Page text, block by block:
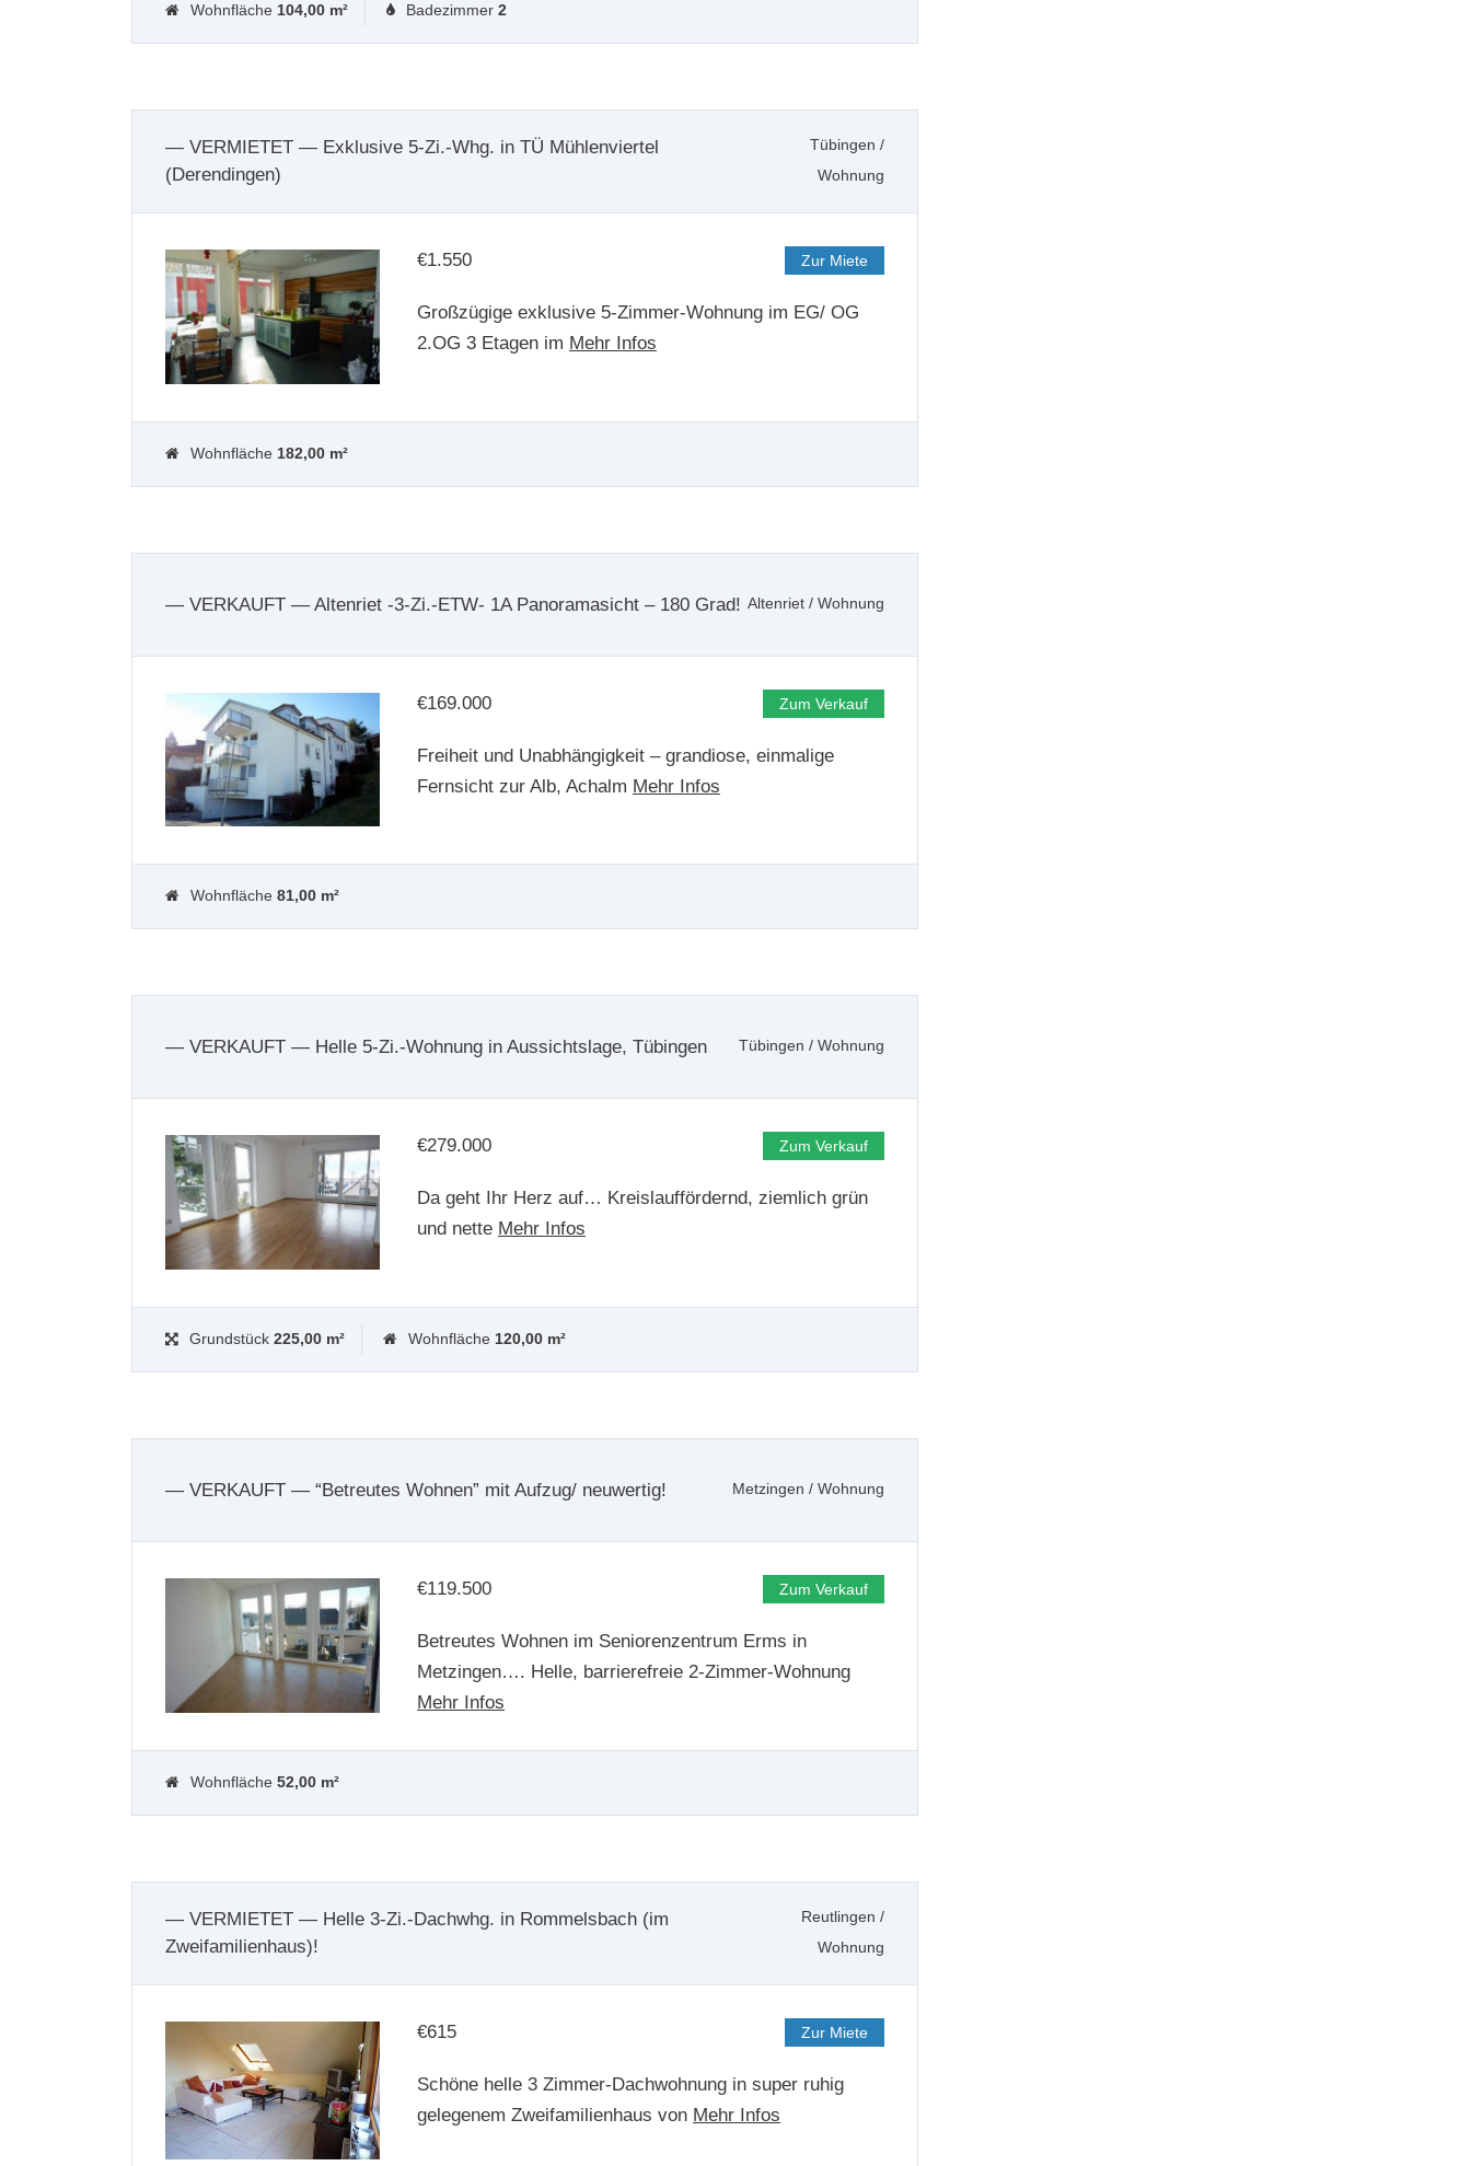
Wohnfläche 104,00 m² Badezimmer 2
— VERMIETET — Exklusive 5-Zi.-Whg. in TÜ Mühlenviertel
(Derendingen)
Tübingen /
Wohnung
€1.550 Zur Miete
Großzügige exklusive 5-Zimmer-Wohnung im EG/ OG
2.OG 3 Etagen im Mehr Infos
Wohnfläche 182,00 m²
— VERKAUFT — Altenriet -3-Zi.-ETW- 1A Panoramasicht – 180 Grad! Altenriet/ Wohnung
€169.000 Zum Verkauf
Freiheit und Unabhängigkeit – grandiose, einmalige
Fernsicht zur Alb, Achalm Mehr Infos
Wohnfläche 81,00 m²
— VERKAUFT — Helle 5-Zi.-Wohnung in Aussichtslage, Tübingen Tübingen / Wohnung
€279.000 Zum Verkauf
Da geht Ihr Herz auf… Kreislauffördernd, ziemlich grün
und nette Mehr Infos
Grundstück 225,00 m² Wohnfläche 120,00 m²
— VERKAUFT — “Betreutes Wohnen” mit Aufzug/ neuwertig! Metzingen / Wohnung
€119.500 Zum Verkauf
Betreutes Wohnen im Seniorenzentrum Erms in
Metzingen…. Helle, barrierefreie 2-Zimmer-Wohnung
Mehr Infos
Wohnfläche 52,00 m²
— VERMIETET — Helle 3-Zi.-Dachwhg. in Rommelsbach (im
Zweifamilienhaus)!
Reutlingen /
Wohnung
€615 Zur Miete
Schöne helle 3 Zimmer-Dachwohnung in super ruhig
gelegenem Zweifamilienhaus von Mehr Infos